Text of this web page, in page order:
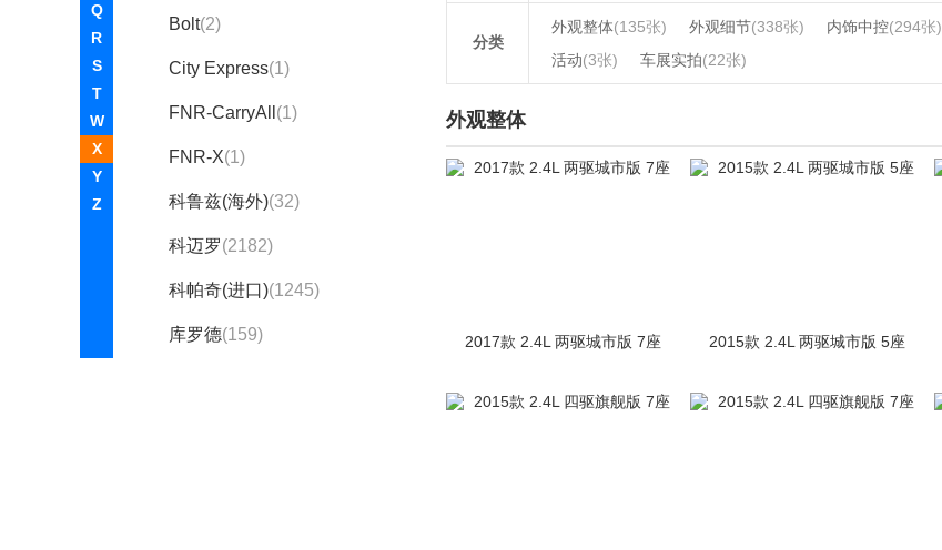
Q
R
S
T
W
X
Y
Z
Bolt(2)
City Express(1)
FNR-CarryAll (1)
FNR-X(1)
科鲁兹(海外)(32)
科迈罗(2182)
科帕奇(进口)(1245)
库罗德(159)
分类
外观整体(135张) 外观细节(338张) 内饰中控(294张)
活动(3张) 车展实拍(22张)
外观整体
2017款 2.4L 两驱城市版 7座 2015款 2.4L 两驱城市版 5座